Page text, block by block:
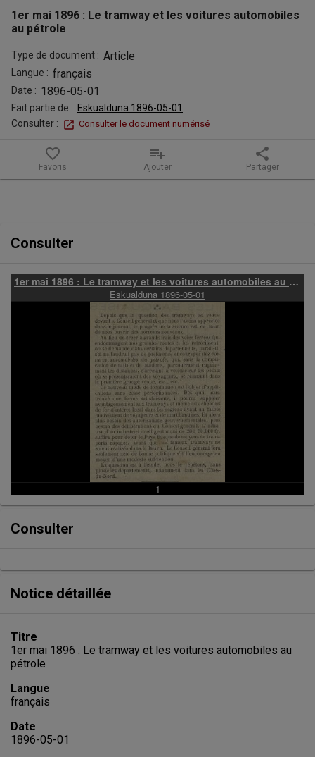
et
les
voitures
automobiles
au
pétrole
1er mai 1896 : Le tramway et les voitures automobiles
au pétrole
Type de document : Article
Langue : français
Date : 1896-05-01
Fait partie de : Eskualduna 1896-05-01
Consulter :
Consulter le document numérisé
favorite_border
Favoris
playlist_add
Ajouter
share
Partager
Contenu de la notice
Consulter
Consulter
Notice détaillée
Titre
1er mai 1896 : Le tramway et les voitures automobiles au
pétrole
Langue
français
Date
1896-05-01